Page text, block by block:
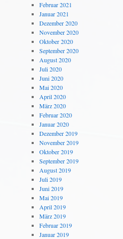
Februar 2021
Januar 2021
Dezember 2020
November 2020
Oktober 2020
September 2020
August 2020
Juli 2020
Juni 2020
Mai 2020
April 2020
März 2020
Februar 2020
Januar 2020
Dezember 2019
November 2019
Oktober 2019
September 2019
August 2019
Juli 2019
Juni 2019
Mai 2019
April 2019
März 2019
Februar 2019
Januar 2019